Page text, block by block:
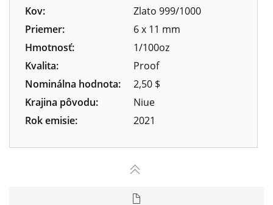
Kov:
Zlato 999/1000
Priemer:
6 x 11 mm
Hmotnosť:
1/100oz
Kvalita:
Proof
Nominálna hodnota:
2,50 $
Krajina pôvodu:
Niue
Rok emisie:
2021